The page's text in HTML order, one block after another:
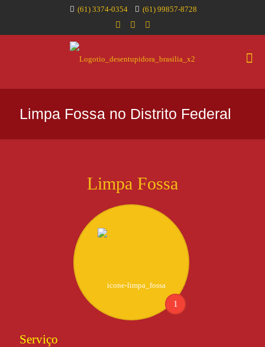
(61) 3374-0354 (61) 99857-8728
Limpa Fossa no Distrito Federal
Limpa Fossa
1
Serviço